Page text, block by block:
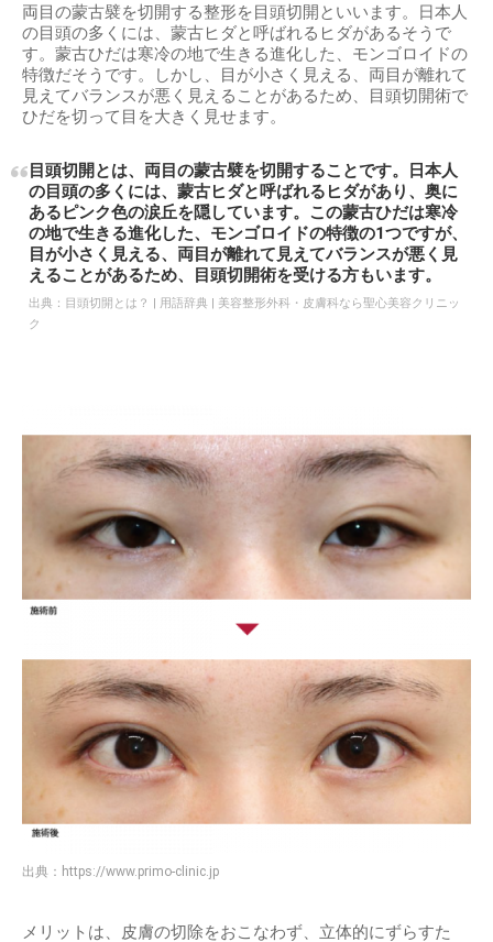
両目の蒙古襞を切開する整形を目頭切開といいます。日本人
の目頭の多くには、蒙古ヒダと呼ばれるヒダがあるそうで
す。蒙古ひだは寒冷の地で生きる進化した、モンゴロイドの
特徴だそうです。しかし、目が小さく見える、両目が離れて
見えてバランスが悪く見えることがあるため、目頭切開術で
ひだを切って目を大きく見せます。
目頭切開とは、両目の蒙古襞を切開することです。日本人
の目頭の多くには、蒙古ヒダと呼ばれるヒダがあり、奥に
あるピンク色の涙丘を隠しています。この蒙古ひだは寒冷
の地で生きる進化した、モンゴロイドの特徴の1つですが、
目が小さく見える、両目が離れて見えてバランスが悪く見
えることがあるため、目頭切開術を受ける方もいます。
出典： 目頭切開とは？ | 用語辞典 | 美容整形外科・皮膚科なら聖心美容クリニッ
ク
出典： https://www.primo-clinic.jp
メリットは、皮膚の切除をおこなわず、立体的にずらすた